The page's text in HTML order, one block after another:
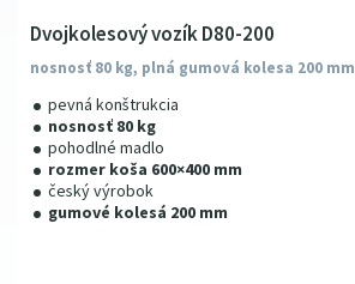
Dvojkolesový vozík D80-200
nosnosť 80 kg, plná gumová kolesa 200 mm
pevná konštrukcia
nosnosť 80 kg
pohodlné madlo
rozmer koša 600×400 mm
český výrobok
gumové kolesá 200 mm